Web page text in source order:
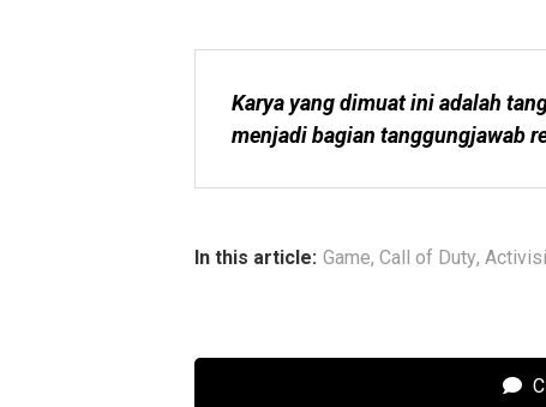
Karya yang dimuat ini adalah
menjadi bagian tanggungjawab
In this article: Game, Call of Duty,